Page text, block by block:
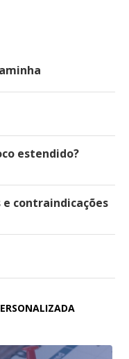
estendido?
contraindicações